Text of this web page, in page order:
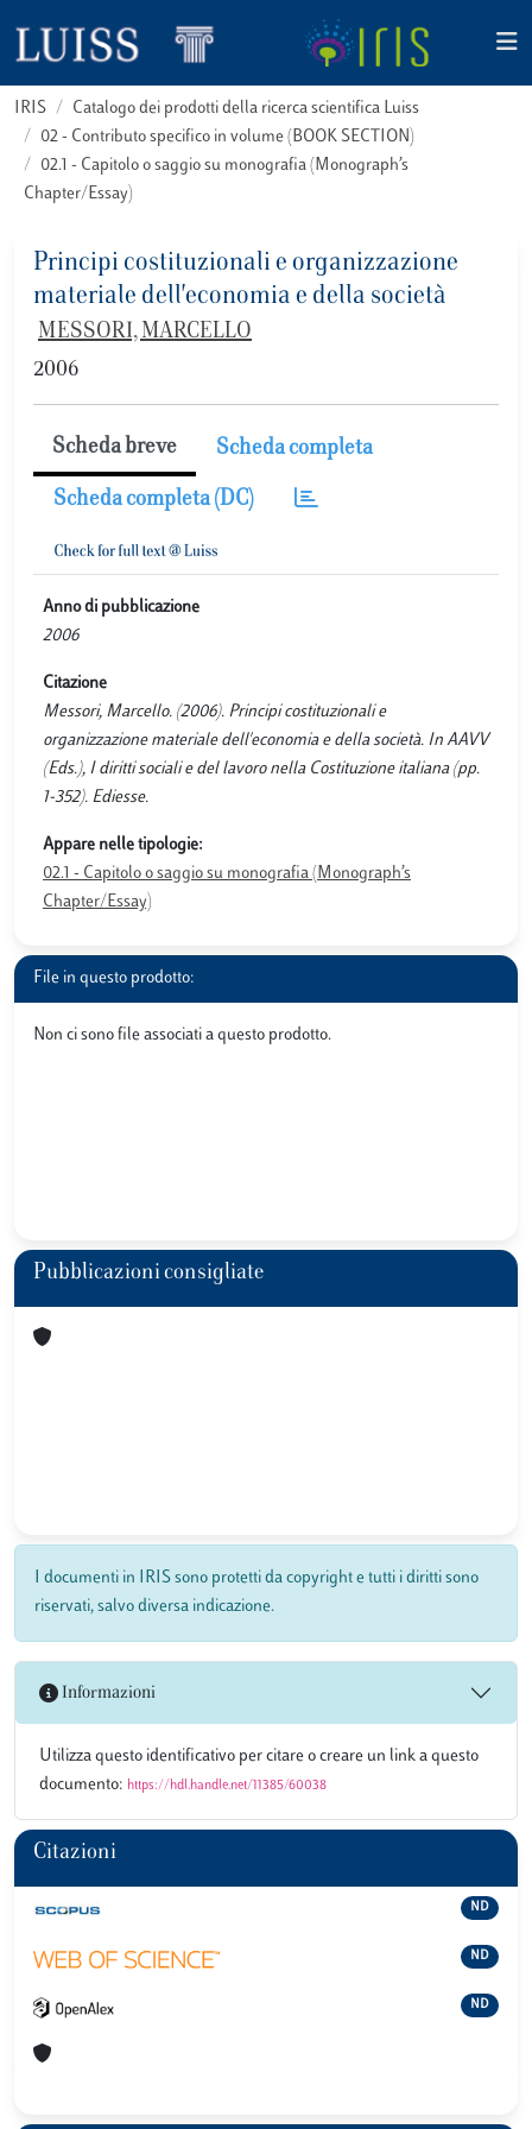
IRIS
Catalogo dei prodotti della ricerca scientifica Luiss
02 - Contributo specifico in volume (BOOK SECTION)
02.1 - Capitolo o saggio su monografia (Monograph’s
Chapter/Essay)
Principi costituzionali e organizzazione
materiale dell'economia e della società
MESSORI, MARCELLO
2006
Scheda breve Scheda completa
Scheda completa (DC)
Anno di pubblicazione
2006
Citazione
Messori, Marcello. (2006). Principi costituzionali e
organizzazione materiale dell'economia e della società. In AAVV
(Eds.), I diritti sociali e del lavoro nella Costituzione italiana (pp.
1-352). Ediesse.
Appare nelle tipologie:
02.1 - Capitolo o saggio su monografia (Monograph’s
Chapter/Essay)
File in questo prodotto:
Non ci sono file associati a questo prodotto.
Pubblicazioni consigliate
I documenti in IRIS sono protetti da copyright e tutti i diritti sono
riservati, salvo diversa indicazione.
Informazioni
Utilizza questo identificativo per citare o creare un link a questo
documento: https://hdl.handle.net/11385/60038
Citazioni
ND
ND
ND